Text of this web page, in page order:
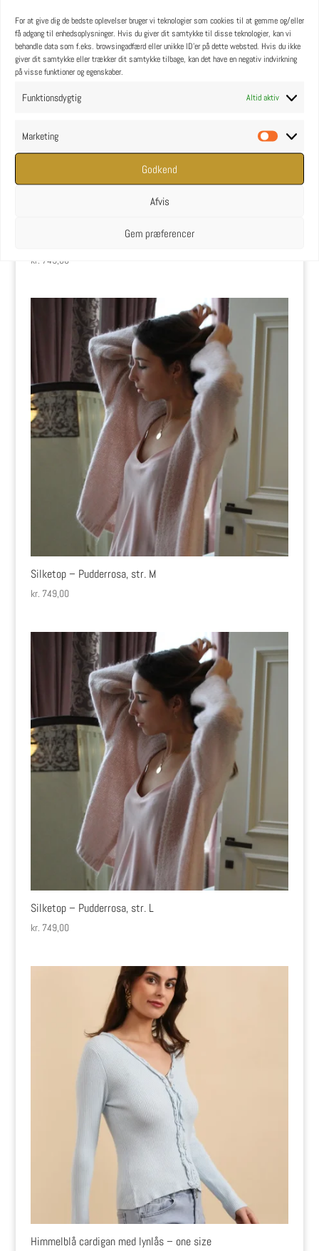
For at give dig de bedste oplevelser bruger vi teknologier som cookies til at gemme og/eller
få adgang til enhedsoplysninger. Hvis du giver dit samtykke til disse teknologier, kan vi
behandle data som f.eks. browsingadfærd eller unikke ID'er på dette websted. Hvis du ikke
giver dit samtykke eller trækker dit samtykke tilbage, kan det have en negativ indvirkning
på visse funktioner og egenskaber.
Funktionsdygtig Altid aktiv
Marketing
Godkend
Afvis
Gem præferencer
Silketop – Pudderrosa, str. S
kr. 749,00
Silketop – Pudderrosa, str. M
kr. 749,00
Silketop – Pudderrosa, str. L
kr. 749,00
Himmelblå cardigan med lynlås – one size